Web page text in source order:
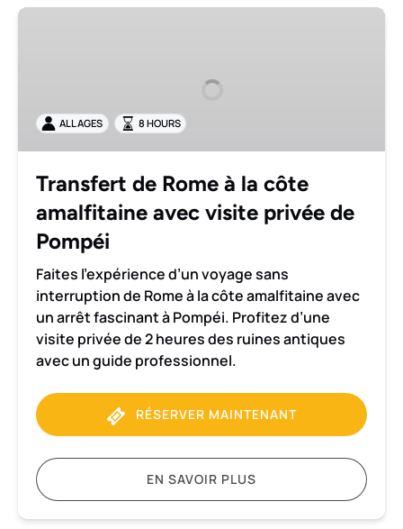
Transfert
côte
amalfitaine
visite
privée
Pompéi
ALL AGES 8 HOURS
Transfert de Rome à la côte
amalfitaine avec visite privée de
Pompéi
Faites l’expérience d’un voyage sans
interruption de Rome à la côte amalfitaine avec
un arrêt fascinant à Pompéi. Profitez d’une
visite privée de 2 heures des ruines antiques
avec un guide professionnel.
RÉSERVER MAINTENANT
EN SAVOIR PLUS